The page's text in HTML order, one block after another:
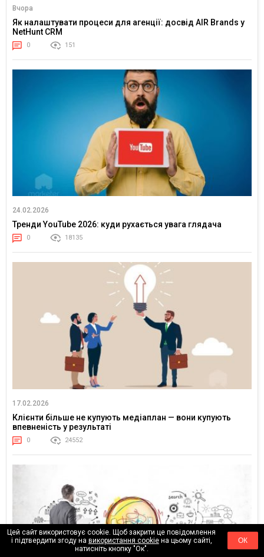
Вчора
Як налаштувати процеси для агенції: досвід AIR Brands у
NetHunt CRM
0 151
24.02.2026
Тренди YouTube 2026: куди рухається увага глядача
0 18135
17.02.2026
Клієнти більше не купують медіаплан — вони купують
впевненість у результаті
0 24552
Цей сайт використовує cookie. Щоб закрити це повідомлення
і підтвердити згоду на використання cookieна цьому сайті,
натисніть кнопку "Ок".
ОК